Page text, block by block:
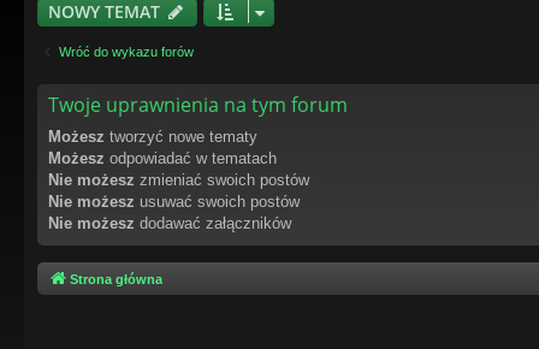
NOWY TEMAT
Wróć do wykazu forów
Twoje uprawnienia na tym forum
Możesz tworzyć nowe tematy
Możesz odpowiadać w tematach
Nie możesz zmieniać swoich postów
Nie możesz usuwać swoich postów
Nie możesz dodawać załączników
Strona główna